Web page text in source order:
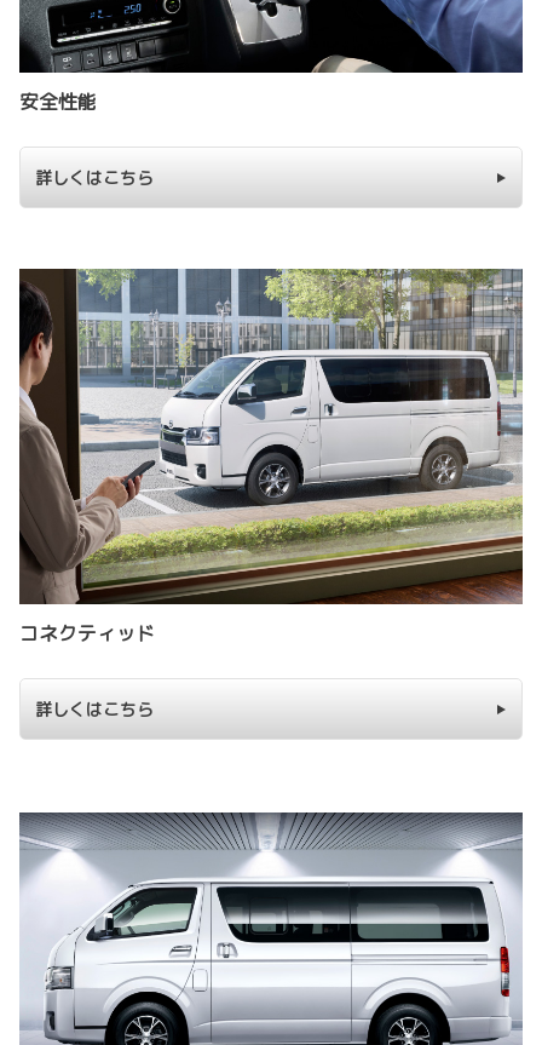
安全性能
詳しくはこちら
コネクティッド
詳しくはこちら